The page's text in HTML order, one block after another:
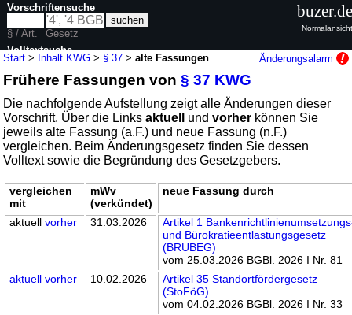
Start > Inhalt KWG > § 37 >alte Fassungen Änderungsalarm
Frühere Fassungen von§ 37 KWG
Die nachfolgende Aufstellung zeigt alle Änderungen dieser
Vorschrift. Über die Linksaktuell undvorher können Sie
jeweils alte Fassung (a.F.) und neue Fassung (n.F.)
vergleichen. Beim Änderungsgesetz finden Sie dessen
Volltext sowie die Begründung des Gesetzgebers.
vergleichen
mit
mWv
(verkündet)
neue Fassung durch
aktuellvorher 31.03.2026
Artikel 1
und Bürokratieentlastungsgesetz
(BRUBEG)
vom 25.03.2026 BGBl. 2026 I Nr. 81
aktuell vorher 10.02.2026
Artikel 35 Standortfördergesetz
(StoFöG)
vom 04.02.2026 BGBl. 2026 I Nr. 33
Vorschriftensuche
§ / Art.
Gesetz
Volltextsuche
nur in KWG
buzer.de
Normalansicht